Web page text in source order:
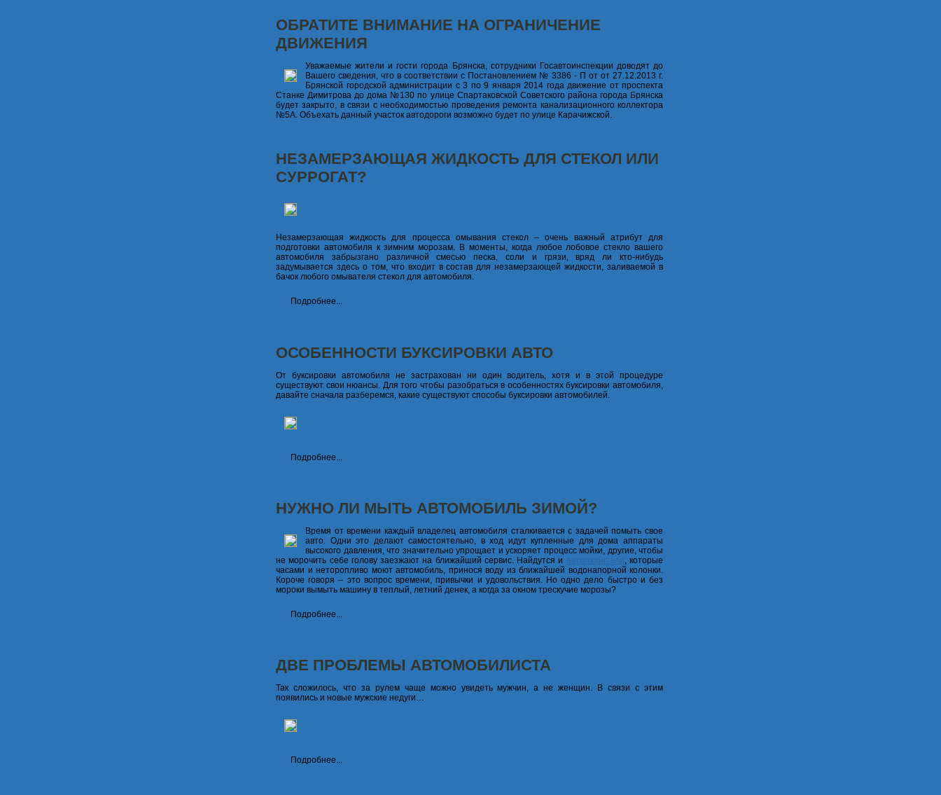
ОБРАТИТЕ ВНИМАНИЕ НА ОГРАНИЧЕНИЕ
ДВИЖЕНИЯ
Уважаемые жители и гости города Брянска, сотрудники Госавтоинспекции доводят до
Вашего сведения, что в соответствии с Постановлением № 3386 - П от от 27.12.2013 г.
Брянской городской администрации с 3 по 9 января 2014 года движение от проспекта
Станке Димитрова до дома №130 по улице Спартаковской Советского района города Брянска
будет закрыто, в связи с необходимостью проведения ремонта канализационного коллектора
№5А. Объехать данный участок автодороги возможно будет по улице Карачижской.
НЕЗАМЕРЗАЮЩАЯ ЖИДКОСТЬ ДЛЯ СТЕКОЛ ИЛИ
СУРРОГАТ?
Незамерзающая жидкость для процесса омывания стекол – очень важный атрибут для
подготовки автомобиля к зимним морозам. В моменты, когда любое лобовое стекло вашего
автомобиля забрызгано различной смесью песка, соли и грязи, вряд ли кто-нибудь
задумывается здесь о том, что входит в состав для незамерзающей жидкости, заливаемой в
бачок любого омывателя стекол для автомобиля.
Подробнее...
ОСОБЕННОСТИ БУКСИРОВКИ АВТО
От буксировки автомобиля не застрахован ни один водитель, хотя и в этой процедуре
существуют свои нюансы. Для того чтобы разобраться в особенностях буксировки автомобиля,
давайте сначала разберемся, какие существуют способы буксировки автомобилей.
Подробнее...
НУЖНО ЛИ МЫТЬ АВТОМОБИЛЬ ЗИМОЙ?
Время от времени каждый владелец автомобиля сталкивается с задачей помыть свое
авто. Одни это делают самостоятельно, в ход идут купленные для дома аппараты
высокого давления, что значительно упрощает и ускоряет процесс мойки, другие, чтобы
не морочить себе голову заезжают на ближайший сервис. Найдутся и
, которые
часами и неторопливо моют автомобиль, принося воду из ближайшей водонапорной колонки.
Короче говоря – это вопрос времени, привычки и удовольствия. Но одно дело быстро и без
мороки вымыть машину в теплый, летний денек, а когда за окном трескучие морозы?
Подробнее...
ДВЕ ПРОБЛЕМЫ АВТОМОБИЛИСТА
Так сложилось, что за рулем чаще можно увидеть мужчин, а не женщин. В связи с этим
появились и новые мужские недуги…
Подробнее...